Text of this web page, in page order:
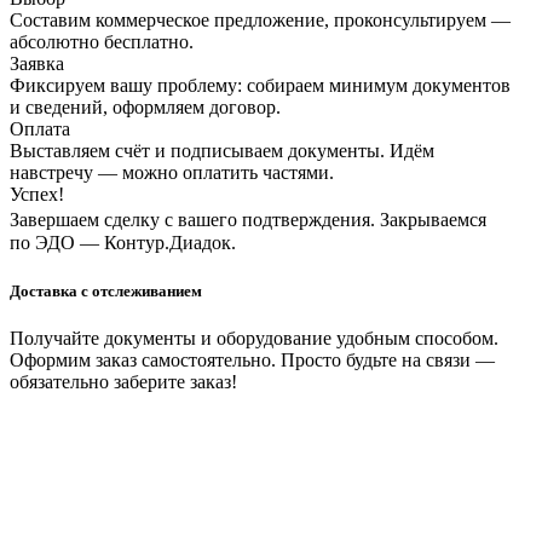
Составим коммерческое предложение, проконсультируем —
абсолютно бесплатно.
Заявка
Фиксируем вашу проблему: собираем минимум документов
и сведений, оформляем договор.
Оплата
Выставляем счёт и подписываем документы. Идём
навстречу — можно оплатить частями.
Успех!
Завершаем сделку с вашего подтверждения. Закрываемся
по ЭДО — Контур.Диадок.
Доставка с отслеживанием
Получайте документы и оборудование удобным способом.
Оформим заказ самостоятельно. Просто будьте на связи —
обязательно заберите заказ!